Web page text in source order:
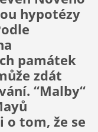
hypotézy
památek
zdát
“Malby“
o tom, že se